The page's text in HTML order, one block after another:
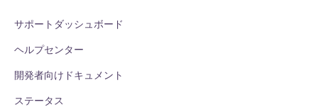
サポートダッシュボード
ヘルプセンター
開発者向けドキュメント
ステータス